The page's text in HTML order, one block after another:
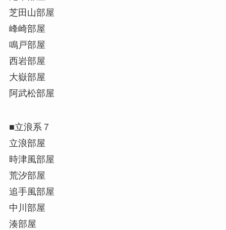
芝田山部屋
峰崎部屋
鳴戸部屋
西岩部屋
大嶽部屋
阿武松部屋
■立浪系７
立浪部屋
時津風部屋
荒汐部屋
追手風部屋
中川部屋
湊部屋